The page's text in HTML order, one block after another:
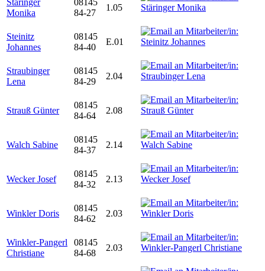
Stäringer
Monika
08145
84-27
1.05
Steinitz
Johannes
08145
84-40
E.01
Straubinger
Lena
08145
84-29
2.04
Strauß Günter
08145
84-64
2.08
Walch Sabine
08145
84-37
2.14
Wecker Josef
08145
84-32
2.13
Winkler Doris
08145
84-62
2.03
Winkler-Pangerl
Christiane
08145
84-68
2.03